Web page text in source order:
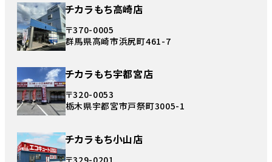
チカラもち高崎店
〒370-0005
群馬県高崎市浜尻町461-7
チカラもち宇都宮店
〒320-0053
栃木県宇都宮市戸祭町3005-1
チカラもち小山店
〒329-0201